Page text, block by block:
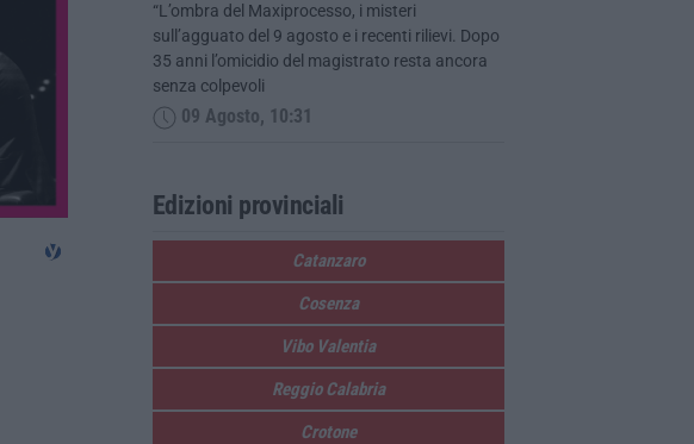
“L’ombra del Maxiprocesso, i misteri
sull’agguato del 9 agosto e i recenti rilievi. Dopo
35 anni l’omicidio del magistrato resta ancora
senza colpevoli
09 Agosto, 10:31
Edizioni provinciali
Catanzaro
Cosenza
Vibo Valentia
Reggio Calabria
Crotone